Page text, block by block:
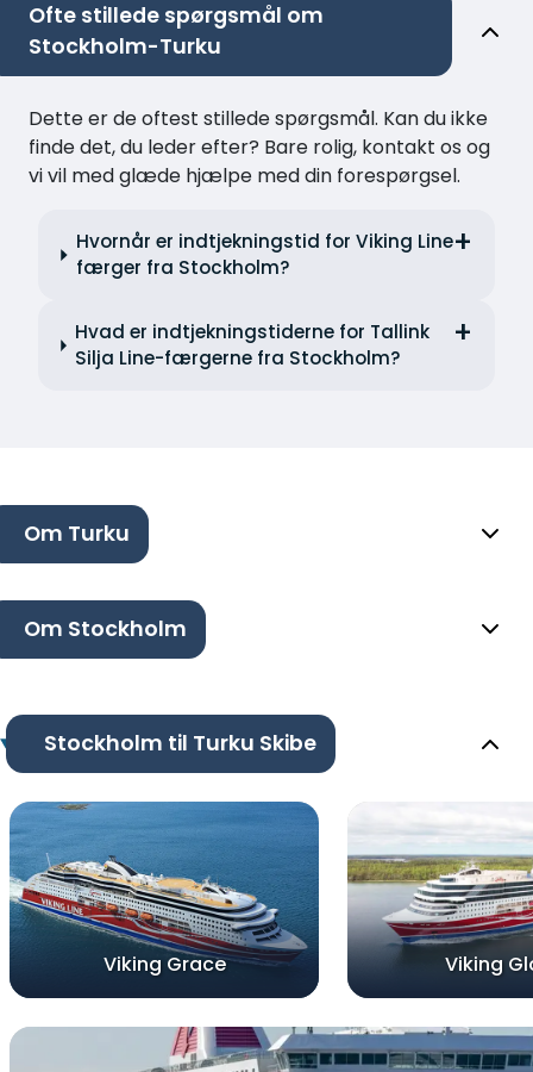
Ofte stillede spørgsmål om
Stockholm-Turku
Dette er de oftest stillede spørgsmål. Kan du ikke
finde det, du leder efter? Bare rolig, kontakt os og
vi vil med glæde hjælpe med din forespørgsel.
Hvornår er indtjekningstid for Viking Line
færger fra Stockholm?
Hvad er indtjekningstiderne for Tallink
Silja Line-færgerne fra Stockholm?
Om Turku
Om Stockholm
Stockholm til Turku Skibe
Viking Grace Viking